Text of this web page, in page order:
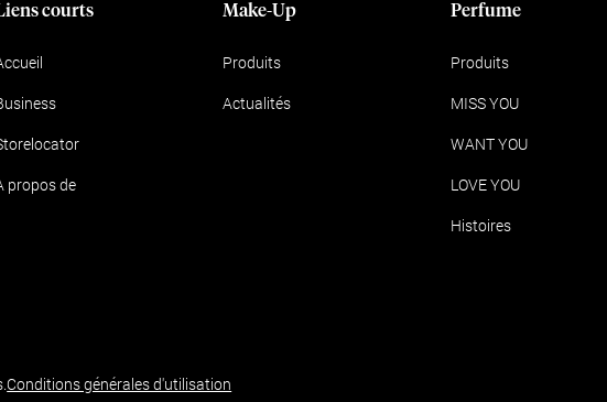
courts
propos de
Make-Up
Produits
Actualités
Perfume
Produits
MISS YOU
WANT YOU
LOVE YOU
Histoires
Conditions générales d'utilisation